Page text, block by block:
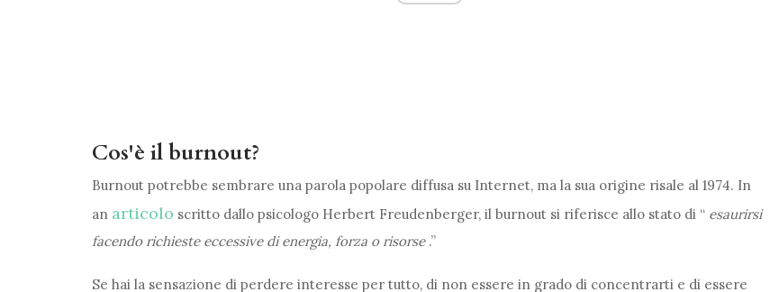
Cos'è il burnout?
Burnout potrebbe sembrare una parola popolare diffusa su Internet, ma la sua origine risale al 1974. In
an articolo scritto dallo psicologo Herbert Freudenberger, il burnout si riferisce allo stato di “ esaurirsi
facendo richieste eccessive di energia, forza o risorse.”
Se hai la sensazione di perdere interesse per tutto, di non essere in grado di concentrarti e di essere